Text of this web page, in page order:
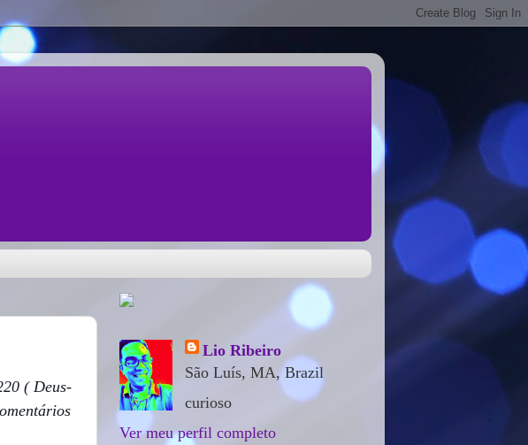
( Deus-
Lio Ribeiro
São Luís, MA, Brazil
curioso
Ver meu perfil completo